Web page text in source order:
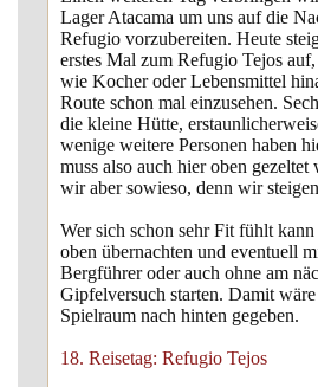
Lager Atacama um uns auf die
Refugio vorzubereiten. Heute
erstes Mal zum Refugio Tejos
wie Kocher oder Lebensmittel
Route schon mal einzusehen.
die kleine Hütte,
wenige weitere Personen haben
muss also auch hier oben gezeltet
wir aber sowieso, denn wir
Wer sich schon sehr Fit fühlt kann
oben übernachten und eventuell
Bergführer oder auch ohne am
Gipfelversuch starten. Damit
Spielraum nach hinten gegeben.
18. Reisetag: Refugio Tejos